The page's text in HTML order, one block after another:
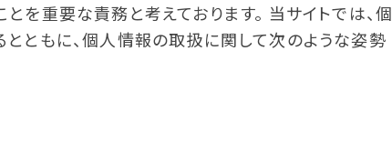
を重要な責務と考えております。 当サイトでは、個
ともに、個人情報の取扱に関して次のような姿勢